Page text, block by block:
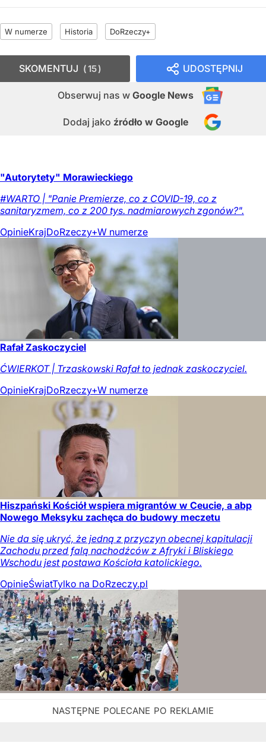
W numerze Historia DoRzeczy+
UDOSTĘPNIJ
Obserwuj nas w Google News
Dodaj jako źródło w Google
SKOMENTUJ 15
"Autorytety" Morawieckiego
#WARTO | "Panie Premierze, co z COVID-19, co z
sanitaryzmem, co z 200 tys. nadmiarowych zgonów?".
OpinieKrajDoRzeczy+W numerze
Rafał Zaskoczyciel
ĆWIERKOT | Trzaskowski Rafał to jednak zaskoczyciel.
OpinieKrajDoRzeczy+W numerze
Hiszpański Kościół wspiera migrantów w Ceucie, a abp
Nowego Meksyku zachęca do budowy meczetu
Nie da się ukryć, że jedną z przyczyn obecnej kapitulacji
Zachodu przed falą nachodźców z Afryki i Bliskiego
Wschodu jest postawa Kościoła katolickiego.
OpinieŚwiatTylko na DoRzeczy.pl